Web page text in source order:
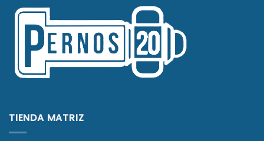
TIENDA MATRIZ